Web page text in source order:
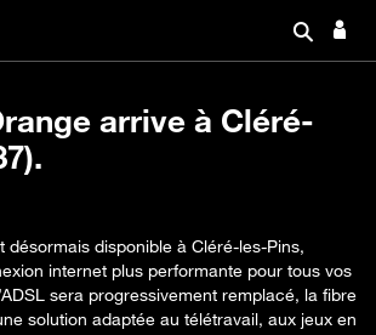
arrive à Cléré-
désormais disponible à Cléré-les-Pins,
internet plus performante pour tous vos
sera progressivement remplacé, la fibre
solution adaptée au télétravail, aux jeux en